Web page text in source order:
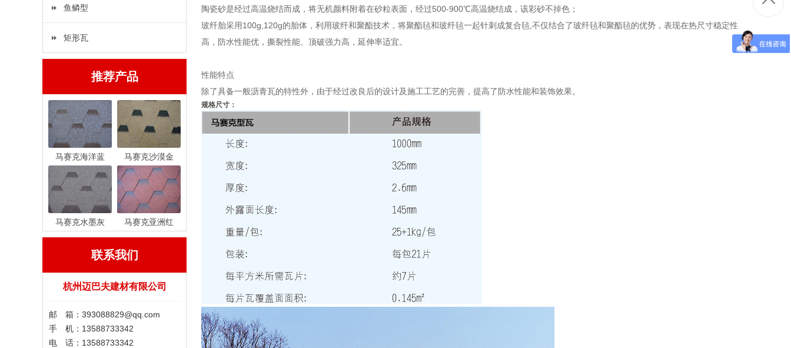
鱼鳞型
矩形瓦
推荐产品
马赛克海洋蓝 马赛克沙漠金
马赛克水墨灰 马赛克亚洲红
联系我们
杭州迈巴夫建材有限公司
邮 箱：393088829@qq.com
手 机：13588733342
电 话：13588733342
陶瓷砂是经过高温烧结而成，将无机颜料附着在砂粒表面，经过500-900℃高温烧结成，该彩砂不掉色；
玻纤胎采用100g,120g的胎体，利用玻纤和聚酯技术，将聚酯毡和玻纤毡一起针刺成复合毡,不仅结合了玻纤毡和聚酯毡的优势，表现在热尺寸稳定性
高，防水性能优，撕裂性能、顶破强力高，延伸率适宜。
性能特点
除了具备一般沥青瓦的特性外，由于经过改良后的设计及施工工艺的完善，提高了防水性能和装饰效果。
规格尺寸：